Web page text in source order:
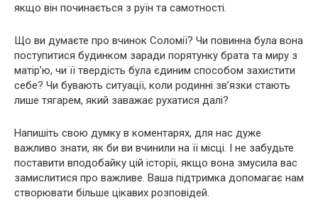
якщо він починається з руїн та самотності.
Що ви думаєте про вчинок Соломії? Чи повинна була вона
поступитися будинком заради порятунку брата та миру з
матір’ю, чи її твердість була єдиним способом захистити
себе? Чи бувають ситуації, коли родинні зв’язки стають
лише тягарем, який заважає рухатися далі?
Напишіть свою думку в коментарях, для нас дуже
важливо знати, як би ви вчинили на її місці. І не забудьте
поставити вподобайку цій історії, якщо вона змусила вас
замислитися про важливе. Ваша підтримка допомагає нам
створювати більше цікавих розповідей.